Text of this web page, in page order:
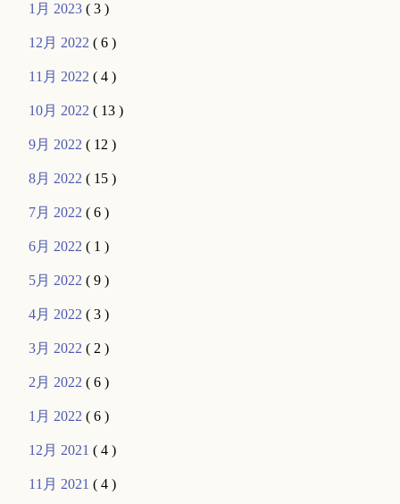
1月 2023( 3 )
12月 2022( 6 )
11月 2022( 4 )
10月 2022( 13 )
9月 2022( 12 )
8月 2022( 15 )
7月 2022( 6 )
6月 2022( 1 )
5月 2022( 9 )
4月 2022( 3 )
3月 2022( 2 )
2月 2022( 6 )
1月 2022( 6 )
12月 2021( 4 )
11月 2021( 4 )